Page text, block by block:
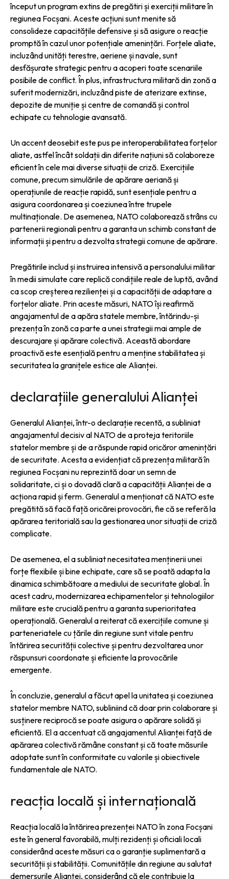
început un program extins de pregătiri și exerciții militare în
regiunea Focșani. Aceste acțiuni sunt menite să
consolideze capacitățile defensive și să asigure o reacție
promptă în cazul unor potențiale amenințări. Forțele aliate,
incluzând unități terestre, aeriene și navale, sunt
desfășurate strategic pentru a acoperi toate scenariile
posibile de conflict. În plus, infrastructura militară din zonă a
suferit modernizări, incluzând piste de aterizare extinse,
depozite de muniție și centre de comandă și control
echipate cu tehnologie avansată.
Un accent deosebit este pus pe interoperabilitatea forțelor
aliate, astfel încât soldații din diferite națiuni să colaboreze
eficient în cele mai diverse situații de criză. Exercițiile
comune, precum simulările de apărare aeriană și
operațiunile de reacție rapidă, sunt esențiale pentru a
asigura coordonarea și coeziunea între trupele
multinaționale. De asemenea, NATO colaborează strâns cu
partenerii regionali pentru a garanta un schimb constant de
informații și pentru a dezvolta strategii comune de apărare.
Pregătirile includ și instruirea intensivă a personalului militar
în medii simulate care replică condițiile reale de luptă, având
ca scop creșterea rezilienței și a capacității de adaptare a
forțelor aliate. Prin aceste măsuri, NATO își reafirmă
angajamentul de a apăra statele membre, întărindu-și
prezența în zonă ca parte a unei strategii mai ample de
descurajare și apărare colectivă. Această abordare
proactivă este esențială pentru a menține stabilitatea și
securitatea la granițele estice ale Alianței.
declarațiile generalului Alianței
Generalul Alianței, într-o declarație recentă, a subliniat
angajamentul decisiv al NATO de a proteja teritoriile
statelor membre și de a răspunde rapid oricăror amenințări
de securitate. Acesta a evidențiat că prezența militară în
regiunea Focșani nu reprezintă doar un semn de
solidaritate, ci și o dovadă clară a capacității Alianței de a
acționa rapid și ferm. Generalul a menționat că NATO este
pregătită să facă față oricărei provocări, fie că se referă la
apărarea teritorială sau la gestionarea unor situații de criză
complicate.
De asemenea, el a subliniat necesitatea menținerii unei
forțe flexibile și bine echipate, care să se poată adapta la
dinamica schimbătoare a mediului de securitate global. În
acest cadru, modernizarea echipamentelor și tehnologiilor
militare este crucială pentru a garanta superioritatea
operațională. Generalul a reiterat că exercițiile comune și
parteneriatele cu țările din regiune sunt vitale pentru
întărirea securității colective și pentru dezvoltarea unor
răspunsuri coordonate și eficiente la provocările
emergente.
În concluzie, generalul a făcut apel la unitatea și coeziunea
statelor membre NATO, subliniind că doar prin colaborare și
susținere reciprocă se poate asigura o apărare solidă și
eficientă. El a accentuat că angajamentul Alianței față de
apărarea colectivă rămâne constant și că toate măsurile
adoptate sunt în conformitate cu valorile și obiectivele
fundamentale ale NATO.
reacția locală și internațională
Reacția locală la întărirea prezenței NATO în zona Focșani
este în general favorabilă, mulți rezidenți și oficiali locali
considerând aceste măsuri ca o garanție suplimentară a
securității și stabilității. Comunitățile din regiune au salutat
demersurile Alianței, considerând că ele contribuie la